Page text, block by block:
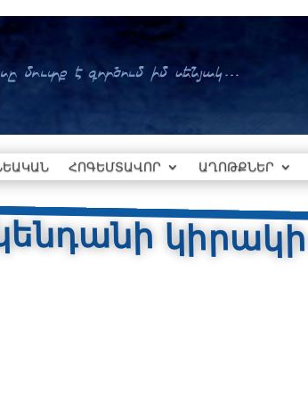
ՀՈԳԵՄՏԱՎՈՐ ԱՂՈԹՔՆԵՐ
կիրակի